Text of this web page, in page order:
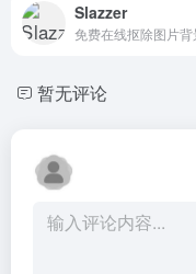
Slazzer
免费在线抠除图片背
暂无评论